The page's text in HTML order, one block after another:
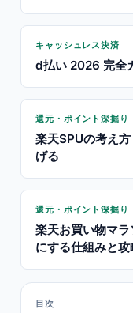
キャッシュレス決済
d払い 2026 完全
還元・ポイント深掘り
楽天SPUの考え
げる
還元・ポイント深掘り
楽天お買い物マ
にする仕組みと
目次